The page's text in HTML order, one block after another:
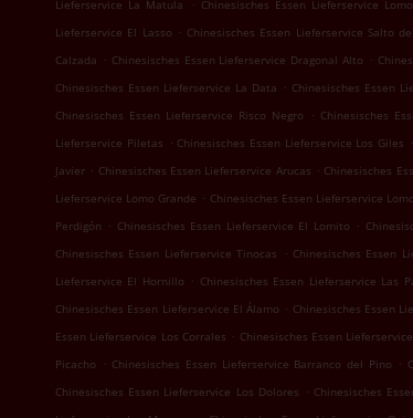
Lieferservice La Matula
Chinesisches Essen Lieferservice
Lieferservice El Lasso . Chinesisches Essen Lieferservice Salto
Calzada . Chinesisches Essen Lieferservice Dragonal Alto .
Chinesisches Essen Lieferservice La Data . Chinesisches Essen
Chinesisches Essen Lieferservice Risco Negro
. Chinesisches
Lieferservice Piletas . Chinesisches Essen Lieferservice Los Giles .
Javier . Chinesisches Essen Lieferservice Arucas . Chinesisches
Lieferservice Lomo Grande . Chinesisches Essen Lieferservice
Perdigón . Chinesisches Essen Lieferservice El Lomito .
Chinesisches Essen Lieferservice Tinocas
. Chinesisches Essen
Lieferservice El Hornillo . Chinesisches Essen Lieferservice Las
Chinesisches Essen Lieferservice El Álamo . Chinesisches Essen
Essen Lieferservice Los Corrales . Chinesisches Essen
Picacho
. Chinesisches Essen Lieferservice Barranco del Pino .
Chinesisches Essen Lieferservice Los Dolores . Chinesisches